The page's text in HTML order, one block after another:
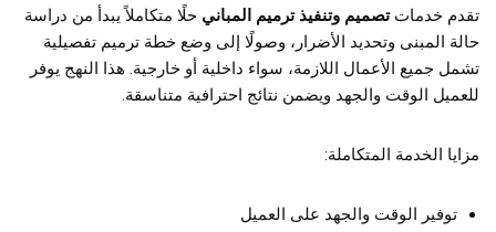
تقدم خدماتتصميم وتنفيذ ترميم المباني حلًا متكاملاً يبدأ من دراسة
حالة المبنى وتحديد الأضرار، وصولًا إلى وضع خطة ترميم تفصيلية
تشمل جميع الأعمال اللازمة، سواء داخلية أو خارجية. هذا النهج يوفر
للعميل الوقت والجهد ويضمن نتائج احترافية متناسقة.
مزايا الخدمة المتكاملة:
توفير الوقت والجهد على العميل